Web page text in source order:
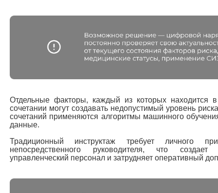
Отдельные факторы, каждый из которых находится
сочетании могут создавать недопустимый уровень
сочетаний применяются алгоритмы машинного
данные.
Традиционный инструктаж требует личного
непосредственного руководителя, что
управленческий персонал и затрудняет оперативный